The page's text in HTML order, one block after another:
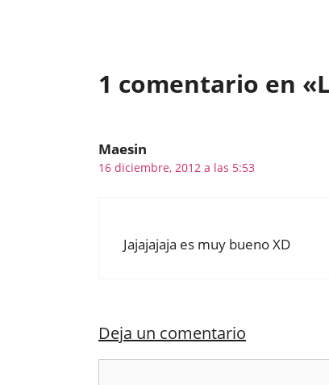
1 comentario en
Maesin
16 diciembre, 2012 a las 5:53
Jajajajaja es muy bueno XD
Deja un comentario